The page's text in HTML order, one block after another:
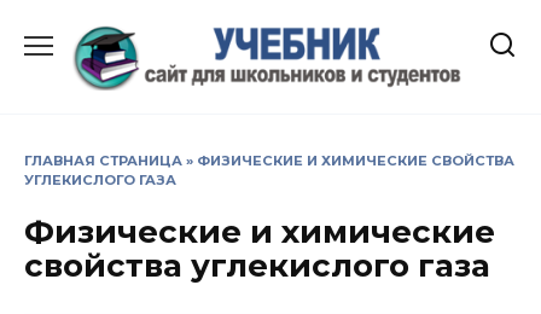
содержанию
ГЛАВНАЯ СТРАНИЦА » ФИЗИЧЕСКИЕ И ХИМИЧЕСКИЕ СВОЙСТВА
УГЛЕКИСЛОГО ГАЗА
Физические и химические
свойства углекислого газа